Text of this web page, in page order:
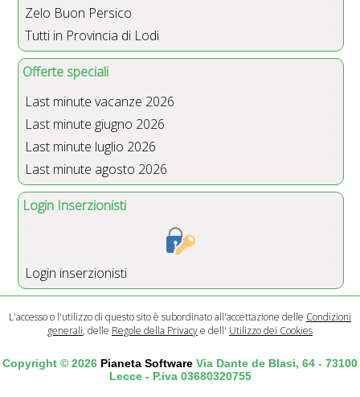
Zelo Buon Persico
Tutti in Provincia di Lodi
Offerte speciali
Last minute vacanze 2026
Last minute giugno 2026
Last minute luglio 2026
Last minute agosto 2026
Login Inserzionisti
Login inserzionisti
L'accesso o l'utilizzo di questo sito è subordinato all'accettazione delle Condizioni
generali, delle Regole della Privacye dell' Utilizzo dei Cookies
Copyright © 2026 Pianeta Software Via Dante de Blasi, 64 - 73100
Lecce - P.iva 03680320755